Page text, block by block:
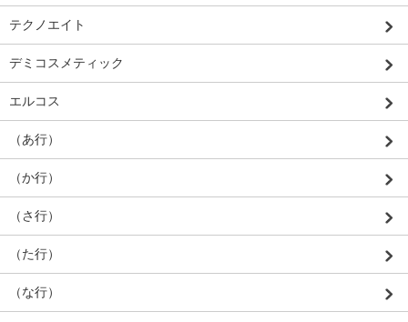
テクノエイト
デミコスメティック
エルコス
（あ行）
（か行）
（さ行）
（た行）
（な行）